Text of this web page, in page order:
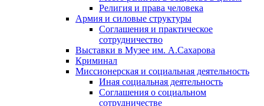
Религия и права человека
Армия и силовые структуры
Соглашения и практическое
сотрудничество
Выставки в Музее им. А.Сахарова
Криминал
Миссионерская и социальная деятельность
Иная социальная деятельность
Соглашения о социальном
сотрудничестве